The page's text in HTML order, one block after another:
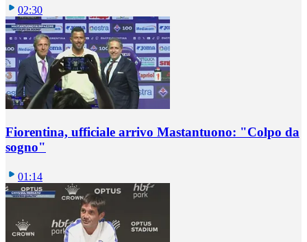
02:30
Fiorentina, ufficiale arrivo Mastantuono: "Colpo da
sogno"
01:14